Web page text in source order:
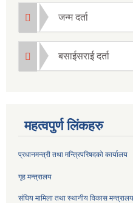
जन्म दर्ता
बसाईसराई दर्ता
महत्वपुर्ण लिंकहरु
प्रधानमन्त्री तथा मन्त्रिपरिषदको कार्यालय
गृह मन्त्रालय
संघिय मामिला तथा स्थानीय विकास मन्त्रालय